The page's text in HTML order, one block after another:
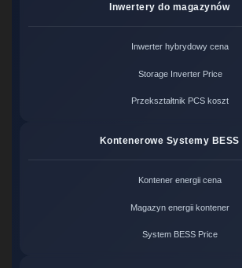
Inwertery do magazynów
Inwerter hybrydowy cena
Storage Inverter Price
Przekształtnik PCS koszt
Kontenerowe Systemy BESS
Kontener energii cena
Magazyn energii kontener
System BESS Price